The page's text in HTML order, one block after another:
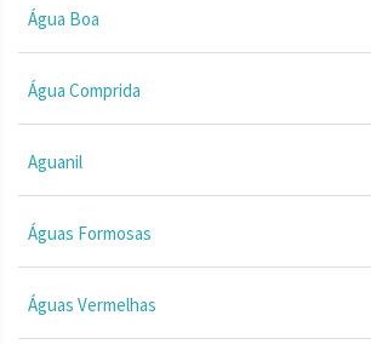
Água Boa
Água Comprida
Aguanil
Águas Formosas
Águas Vermelhas